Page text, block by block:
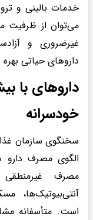
خدمات بالینی و
می‌توان از
غیرضروری و
داروهای حیاتی بهره
داروهای با
خودسرانه
سخنگوی سازمان
الگوی مصرف دارو
مصرف
آنتی‌بیوتیک‌ها،
است. متأسفانه